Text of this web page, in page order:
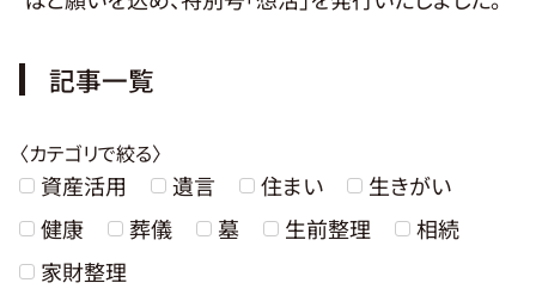
記事一覧
〈カテゴリで絞る〉
資産活用 遺言 住まい
生きがい
健康
葬儀 墓 生前整理
相続
家財整理